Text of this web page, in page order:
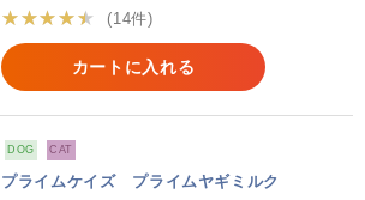
★★★★★
(14件)
カートに入れる
DOG CAT
プライムケイズ プライムヤギミルク